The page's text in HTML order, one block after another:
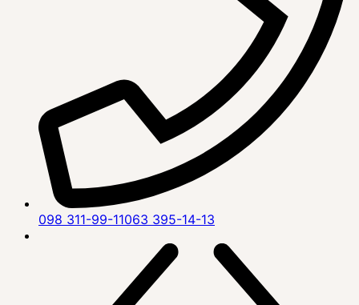
098 311-99-11063 395-14-13